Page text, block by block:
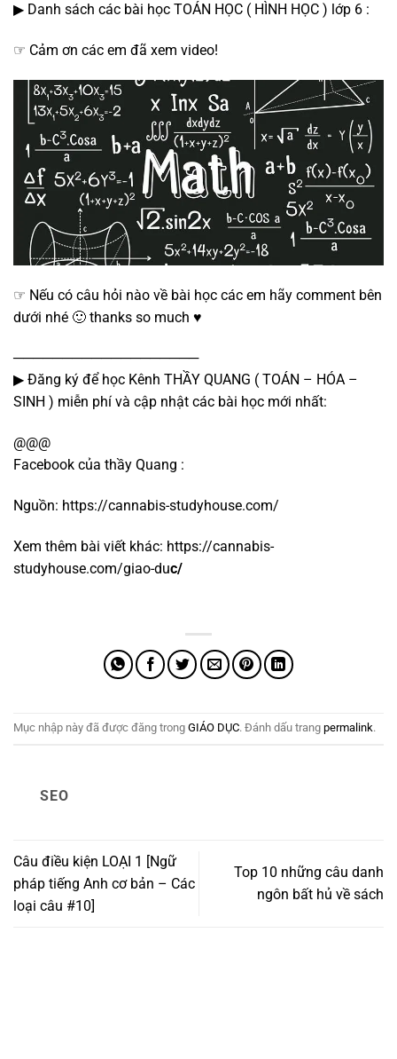
▶ Danh sách các bài học TOÁN HỌC ( HÌNH HỌC ) lớp 6 :
☞ Cảm ơn các em đã xem video!
☞ Nếu có câu hỏi nào về bài học các em hãy comment bên
dưới nhé 🙂 thanks so much ♥
───────────────────
▶ Đăng ký để học Kênh THẦY QUANG ( TOÁN – HÓA –
SINH ) miễn phí và cập nhật các bài học mới nhất:
@@@
Facebook của thầy Quang :
Nguồn: https://cannabis-studyhouse.com/
Xem thêm bài viết khác: https://cannabis-
studyhouse.com/giao-duc/
Mục nhập này đã được đăng trong GIÁO DỤC. Đánh dấu trang permalink.
SEO
Câu điều kiện LOẠI 1 [Ngữ
pháp tiếng Anh cơ bản – Các
loại câu #10]
Top 10 những câu danh
ngôn bất hủ về sách